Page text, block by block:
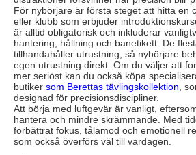
För nybörjare är första steget att hitta en
eller klubb som erbjuder
är alltid obligatorisk och inkluderar
hantering, hållning och banetikett. De
tillhandahåller utrustning, så nybörjare
egen utrustning direkt. Om du väljer att
mer seriöst kan du också köpa
butiker som Berettas tävlingskollektion ,
designad för precisionsdiscipliner.
Att börja med luftgevär är vanligt,
hantera och mindre skrämmande. Med
förbättrat fokus, tålamod och emotionell
som också överförs väl till vardagen.